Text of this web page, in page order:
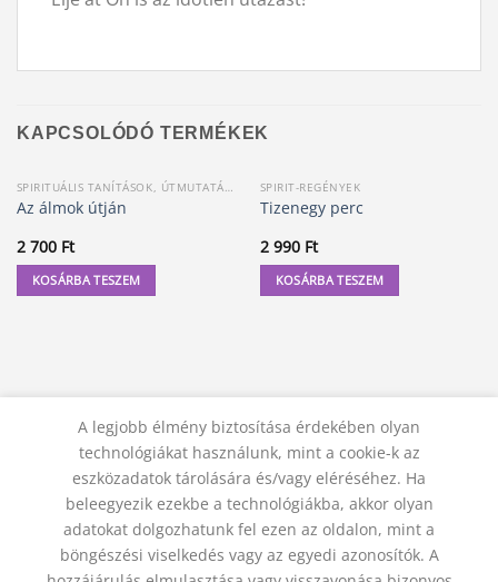
KAPCSOLÓDÓ TERMÉKEK
SPIRITUÁLIS TANÍTÁSOK, ÚTMUTATÁSOK
Az álmok útján
2 700 Ft
KOSÁRBA TESZEM
SPIRIT-REGÉNYEK
Tizenegy perc
2 990 Ft
KOSÁRBA TESZEM
KAPCSOLAT ADATVÉDELMI NYILATKOZAT
ÁSZF
JOGI NYILATKOZAT
SZÁLLÍTÁSI FELTÉTELEK
ELÁLLÁS A SZERZŐDÉSTŐL
A legjobb élmény biztosítása érdekében olyan
technológiákat használunk, mint a cookie-k az
eszközadatok tárolására és/vagy eléréséhez. Ha
beleegyezik ezekbe a technológiákba, akkor olyan
adatokat dolgozhatunk fel ezen az oldalon, mint a
böngészési viselkedés vagy az egyedi azonosítók. A